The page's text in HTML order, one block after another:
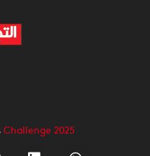
Challenge 2025